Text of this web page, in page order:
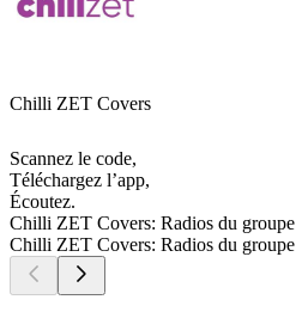
Chilli ZET Covers
Scannez le code,
Téléchargez l’app,
Écoutez.
Chilli ZET Covers: Radios du groupe
Chilli ZET Covers: Radios du groupe